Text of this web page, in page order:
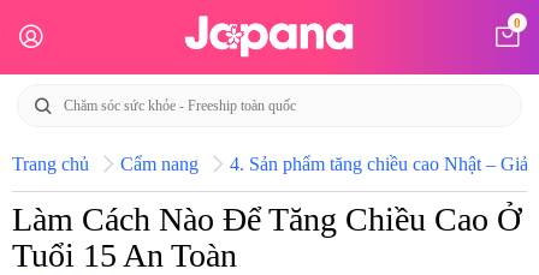
0
Trang chủ Cẩm nang 4. Sản phẩm tăng chiều cao Nhật –
Làm Cách Nào Để Tăng Chiều Cao Ở
Tuổi 15 An Toàn